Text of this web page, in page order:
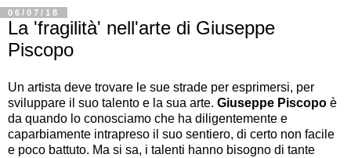
06/07/18
La 'fragilità' nell'arte di Giuseppe
Piscopo
Un artista deve trovare le sue strade per esprimersi, per
sviluppare il suo talento e la sua arte. Giuseppe Piscopo è
da quando lo conosciamo che ha diligentemente e
caparbiamente intrapreso il suo sentiero, di certo non facile
e poco battuto. Ma si sa, i talenti hanno bisogno di tante